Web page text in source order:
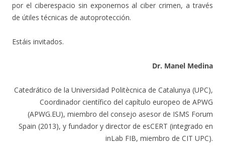
por el ciberespacio sin exponernos al ciber crimen, a través
de útiles técnicas de autoprotección.
Estáis invitados.
Dr. Manel Medina
Catedrático de la Universidad Politècnica de Catalunya (UPC),
Coordinador científico del capítulo europeo de APWG
(APWG.EU), miembro del consejo asesor de ISMS Forum
Spain (2013), y fundador y director de esCERT (integrado en
inLab FIB, miembro de CIT UPC).